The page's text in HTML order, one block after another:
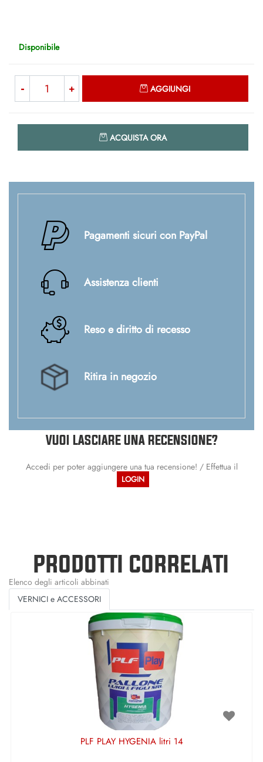
Disponibile
AGGIUNGI
ACQUISTA ORA
Pagamenti sicuri con PayPal
Assistenza clienti
Reso e diritto di recesso
Ritira in negozio
VUOI LASCIARE UNA RECENSIONE?
Accedi per poter aggiungere una tua recensione! / Effettua il
LOGIN
PRODOTTI CORRELATI
Elenco degli articoli abbinati
VERNICI e ACCESSORI
PLF PLAY HYGENIA litri 14